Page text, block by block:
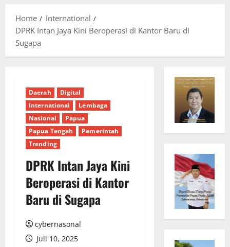
Home
International
DPRK Intan Jaya Kini Beroperasi di Kantor Baru di
Sugapa
Daerah
Digital
International
Lembaga
Nasional
Papua
Papua Tengah
Pemerintah
Trending
DPRK Intan Jaya Kini
Beroperasi di Kantor
Baru di Sugapa
cybernasonal
Juli 10, 2025